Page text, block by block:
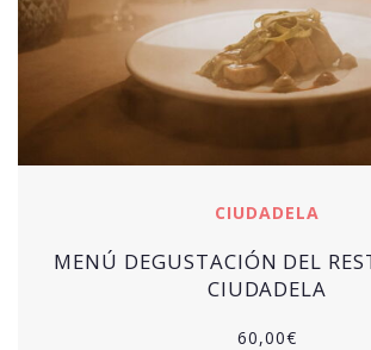
CIUDADELA
MENÚ DEGUSTACIÓN DEL
CIUDADELA
60,00€